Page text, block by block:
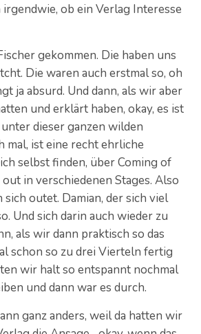
ob ein Verlag Interesse
gekommen. Die haben uns
Die waren auch erstmal so, oh
ja absurd. Und dann, als wir aber
und erklärt haben, okay, es ist
dieser ganzen wilden
mal, ist eine recht ehrliche
selbst finden, über Coming of
in verschiedenen Stages. Also
outet. Damian, der sich viel
Und sich darin auch wieder zu
als wir dann praktisch so das
schon so zu drei Vierteln fertig
wir halt so entspannt nochmal
und dann war es durch.
ganz anders, weil da hatten wir